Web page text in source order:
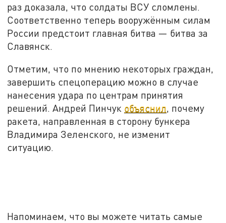
раз доказала, что солдаты ВСУ сломлены.
Соответственно теперь вооружённым силам
России предстоит главная битва — битва за
Славянск.
Отметим, что по мнению некоторых граждан,
завершить спецоперацию можно в случае
нанесения удара по центрам принятия
решений. Андрей Пинчук объяснил, почему
ракета, направленная в сторону бункера
Владимира Зеленского, не изменит
ситуацию.
Напоминаем, что вы можете читать самые